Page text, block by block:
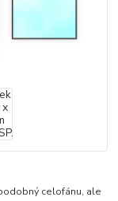
celofánu, ale